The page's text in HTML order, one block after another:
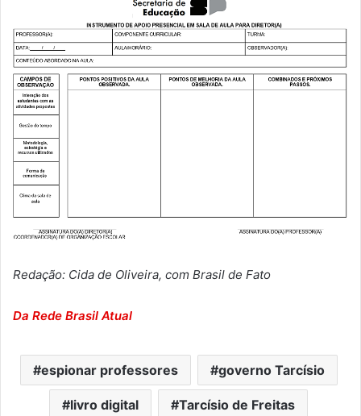
Redação: Cida de Oliveira, com Brasil de Fato
Da Rede Brasil Atual
espionar professores governo Tarcísio
livro digital Tarcísio de Freitas